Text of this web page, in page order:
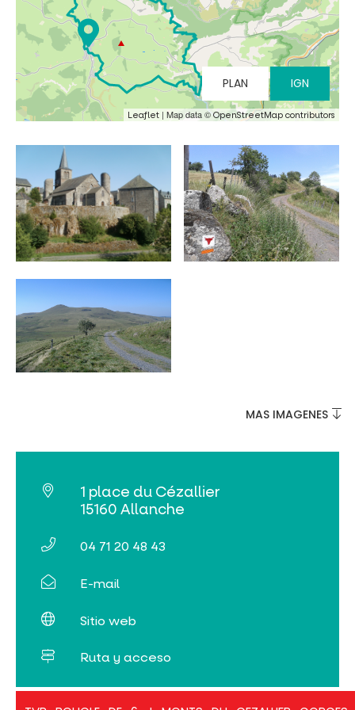
PLAN IGN
Leaflet | Map data © OpenStreetMap contributors
MAS IMAGENES
1 place du Cézallier
15160 Allanche
04 71 20 48 43
E-mail
Sitio web
Ruta y acceso